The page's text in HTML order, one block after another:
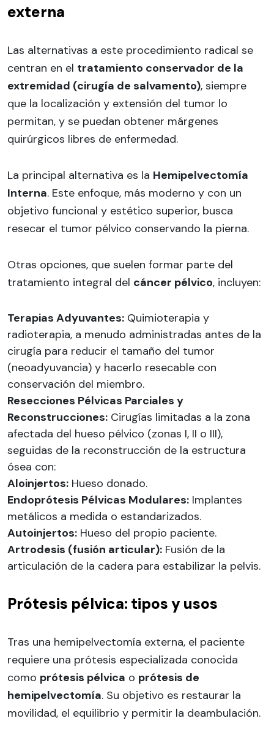
externa
Las alternativas a este procedimiento radical se
centran en el tratamiento conservador de la
extremidad (cirugía de salvamento), siempre
que la localización y extensión del tumor lo
permitan, y se puedan obtener márgenes
quirúrgicos libres de enfermedad.
La principal alternativa es la Hemipelvectomía
Interna. Este enfoque, más moderno y con un
objetivo funcional y estético superior, busca
resecar el tumor pélvico conservando la pierna.
Otras opciones, que suelen formar parte del
tratamiento integral del cáncer pélvico, incluyen:
Terapias Adyuvantes: Quimioterapia y
radioterapia, a menudo administradas antes de la
cirugía para reducir el tamaño del tumor
(neoadyuvancia) y hacerlo resecable con
conservación del miembro.
Resecciones Pélvicas Parciales y
Reconstrucciones: Cirugías limitadas a la zona
afectada del hueso pélvico (zonas I, II o III),
seguidas de la reconstrucción de la estructura
ósea con:
Aloinjertos: Hueso donado.
Endoprótesis Pélvicas Modulares: Implantes
metálicos a medida o estandarizados.
Autoinjertos: Hueso del propio paciente.
Artrodesis (fusión articular): Fusión de la
articulación de la cadera para estabilizar la pelvis.
Prótesis pélvica: tipos y usos
Tras una hemipelvectomía externa, el paciente
requiere una prótesis especializada conocida
como prótesis pélvica o prótesis de
hemipelvectomía. Su objetivo es restaurar la
movilidad, el equilibrio y permitir la deambulación.